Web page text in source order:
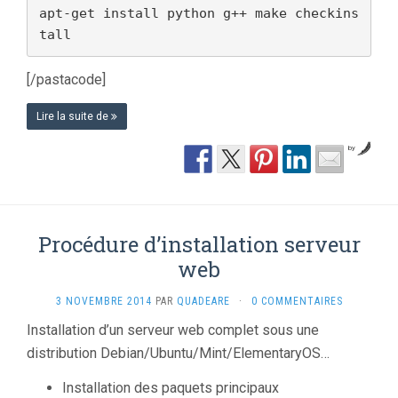
apt-get install python g++ make checkins
tall
[/pastacode]
Lire la suite de
by
Procédure d’installation serveur
web
3 NOVEMBRE 2014 PAR QUADEARE · 0 COMMENTAIRES
Installation d’un serveur web complet sous une
distribution Debian/Ubuntu/Mint/ElementaryOS…
Installation des paquets principaux